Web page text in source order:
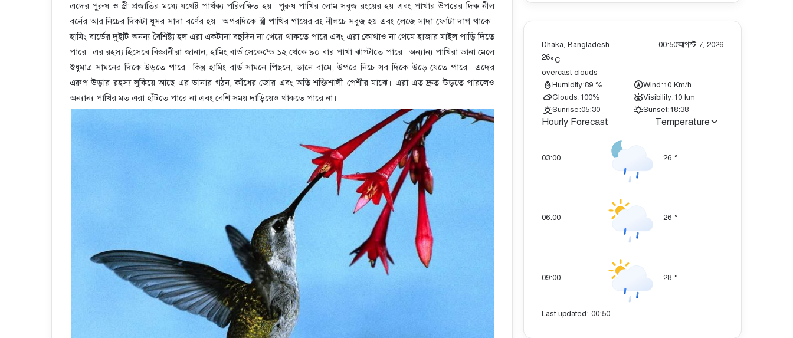
এদের পুরুষ ও স্ত্রী প্রজাতির মধ্যে যথেষ্ট পার্থক্য পরিলক্ষিত হয়। পুরুষ পাখির লোম সবুজ রংয়ের হয় এবং পাখার উপরের দিক নীল
বর্নের আর নিচের দিকটা ধূসর সাদা বর্ণের হয়। অপরদিকে স্ত্রী পাখির গায়ের রং নীলচে সবুজ হয় এবং লেজে সাদা ফোটা দাগ থাকে।
হামিং বার্ডের দুইটি অনন্য বৈশিষ্ট্য হল এরা একটানা বহুদিন না খেয়ে থাকতে পারে এবং এরা কোথাও না থেমে হাজার মাইল পাড়ি দিতে
পারে। এর রহস্য হিসেবে বিজ্ঞানীরা জানান, হামিং বার্ড সেকেন্ডে ১২ থেকে ৯০ বার পাখা ঝাপ্টাতে পারে। অন্যান্য পাখিরা ডানা মেলে
শুধুমাত্র সামনের দিকে উড়তে পারে। কিন্তু হামিং বার্ড সামনে পিছনে, ডানে বামে, উপরে নিচে সব দিকে উড়ে যেতে পারে। এদের
এরুপ উড়ার রহস্য লুকিয়ে আছে এর ডানার গঠন, কাঁধের জোর এবং অতি শক্তিশালী পেশীর মাঝে। এরা এত দ্রুত উড়তে পারলেও
অন্যান্য পাখির মত এরা হাঁটতে পারে না এবং বেশি সময় দাড়িয়েও থাকতে পারে না।
Dhaka, Bangladesh 00:50আগস্ট 7, 2026
26°C
overcast clouds
Humidity:89 % Wind:10 Km/h
Clouds:100% Visibility:10 km
Sunrise:05:30 Sunset:18:38
Hourly Forecast Temperature
03:00 26 °
06:00 26 °
09:00 28 °
Last updated: 00:50